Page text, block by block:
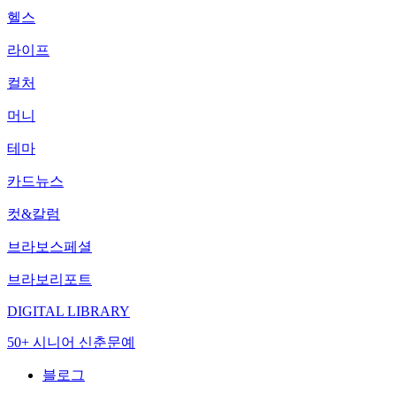
헬스
라이프
컬처
머니
테마
카드뉴스
컷&칼럼
브라보스페셜
브라보리포트
DIGITAL LIBRARY
50+ 시니어 신춘문예
블로그